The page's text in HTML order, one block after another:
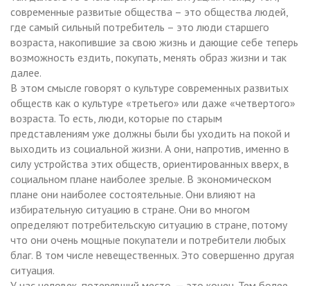
современные развитые общества – это общества людей,
где самый сильный потребитель – это люди старшего
возраста, накопившие за свою жизнь и дающие себе теперь
возможность ездить, покупать, менять образ жизни и так
далее.
В этом смысле говорят о культуре современных развитых
обществ как о культуре «третьего» или даже «четвертого»
возраста. То есть, люди, которые по старым
представлениям уже должны были бы уходить на покой и
выходить из социальной жизни. А они, напротив, именно в
силу устройства этих обществ, ориентированных вверх, в
социальном плане наиболее зрелые. В экономическом
плане они наиболее состоятельные. Они влияют на
избирательную ситуацию в стране. Они во многом
определяют потребительскую ситуацию в стране, потому
что они очень мощные покупатели и потребители любых
благ. В том числе невещественных. Это совершенно другая
ситуация.